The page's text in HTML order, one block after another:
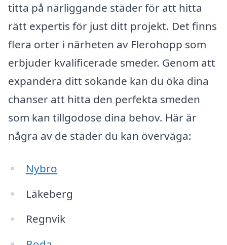
titta på närliggande städer för att hitta
rätt expertis för just ditt projekt. Det finns
flera orter i närheten av Flerohopp som
erbjuder kvalificerade smeder. Genom att
expandera ditt sökande kan du öka dina
chanser att hitta den perfekta smeden
som kan tillgodose dina behov. Här är
några av de städer du kan överväga:
Nybro
Läkeberg
Regnvik